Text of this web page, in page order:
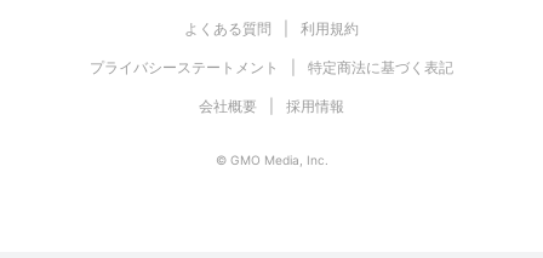
よくある質問 利用規約
プライバシーステートメント 特定商法に基づく表記
会社概要 採用情報
© GMO Media, Inc.